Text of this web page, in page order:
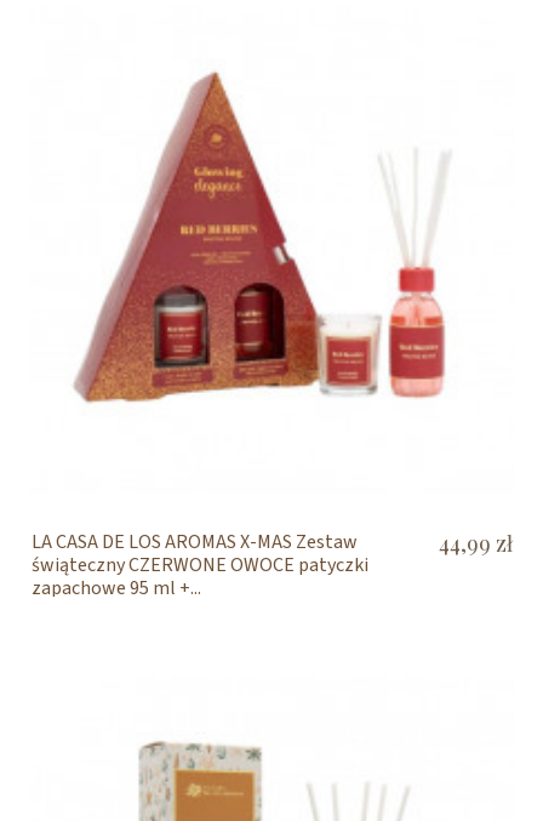
LA CASA DE LOS AROMAS X-MAS Zestaw
świąteczny CZERWONE OWOCE patyczki
zapachowe 95 ml +...
44,99 zł